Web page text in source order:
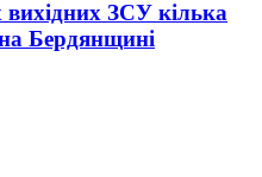
вихідних ЗСУ кілька
Бердянщині